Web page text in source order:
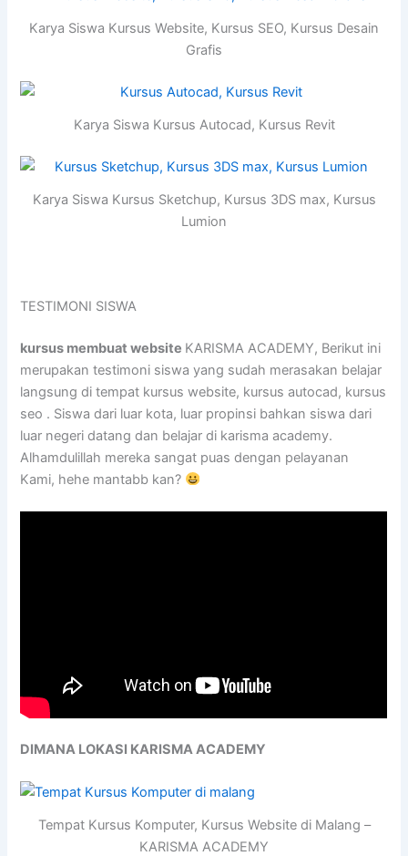
Karya Siswa Kursus Website, Kursus SEO, Kursus Desain
Grafis
Karya Siswa Kursus Autocad, Kursus Revit
Karya Siswa Kursus Sketchup, Kursus 3DS max, Kursus
Lumion
TESTIMONI SISWA
kursus membuat website KARISMA ACADEMY, Berikut ini
merupakan testimoni siswa yang sudah merasakan belajar
langsung di tempat kursus website, kursus autocad, kursus
seo . Siswa dari luar kota, luar propinsi bahkan siswa dari
luar negeri datang dan belajar di karisma academy.
Alhamdulillah mereka sangat puas dengan pelayanan
Kami, hehe mantabb kan?
DIMANA LOKASI KARISMA ACADEMY
Tempat Kursus Komputer, Kursus Website di Malang –
KARISMA ACADEMY